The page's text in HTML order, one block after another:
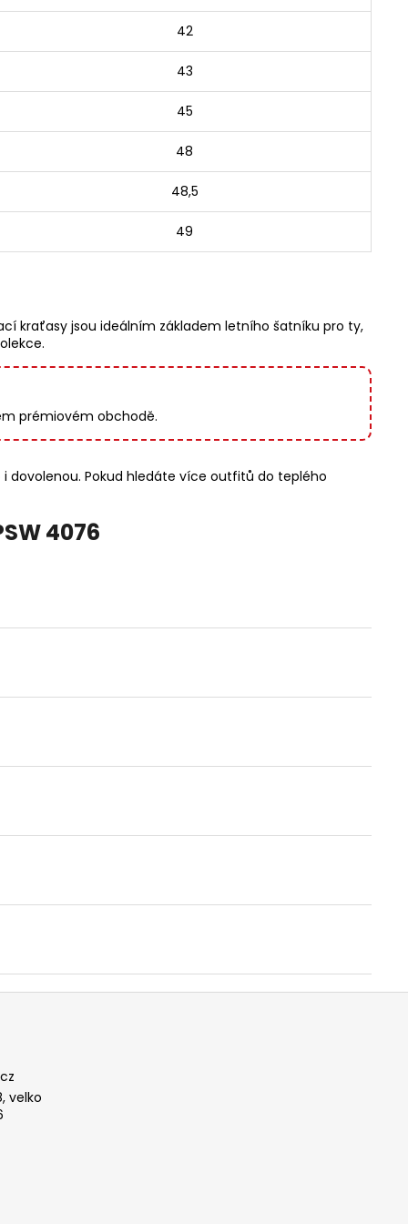
42
43
45
48
48,5
49
kraťasy jsou ideálním základem letního šatníku pro ty,
prémiovém obchodě.
dovolenou. Pokud hledáte více outfitů do teplého
4076
velko